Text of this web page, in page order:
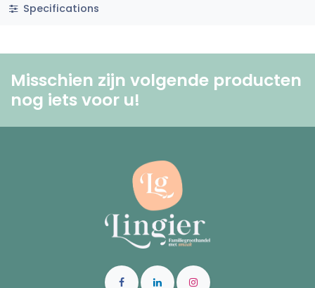
Specifications
Misschien zijn volgende producten
nog iets voor u! ​